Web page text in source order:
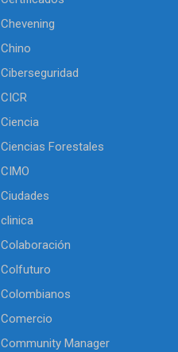
Chevening
Chino
Ciberseguridad
CICR
Ciencia
Ciencias Forestales
CIMO
Ciudades
clinica
Colaboración
Colfuturo
Colombianos
Comercio
Community Manager